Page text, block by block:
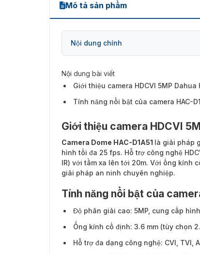
Mô tả sản phẩm
Nội dung chính
Nội dung bài viết
Giới thiệu camera HDCVI 5MP Dahua
Tính năng nổi bật của camera HAC-
Giới thiệu camera HDCVI
Camera Dome HAC-D1A51 là giải pháp
hình tối đa 25 fps. Hỗ trợ công nghệ
IR) với tầm xa lên tới 20m. Với ống kính
giải pháp an ninh chuyên nghiệp.
Tính năng nổi bật của
Độ phân giải cao: 5MP, cung cấp
Ống kính cố định: 3.6 mm (tùy chọn
Hỗ trợ đa dạng công nghệ: CVI, TVI,